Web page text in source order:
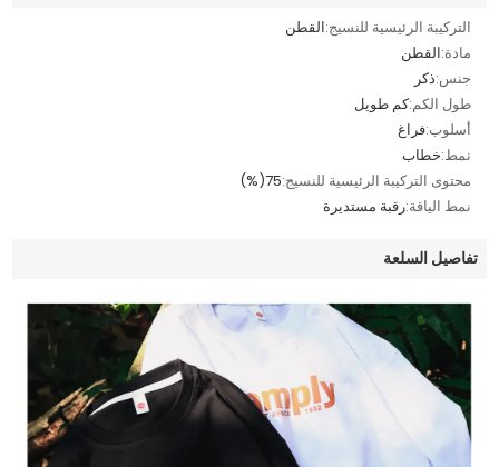
التركيبة الرئيسية للنسيج:القطن
مادة:القطن
جنس:ذكر
طول الكم:كم طويل
أسلوب:فراغ
نمط:خطاب
محتوى التركيبة الرئيسية للنسيج:75(%)
نمط الياقة:رقبة مستديرة
تفاصيل السلعة